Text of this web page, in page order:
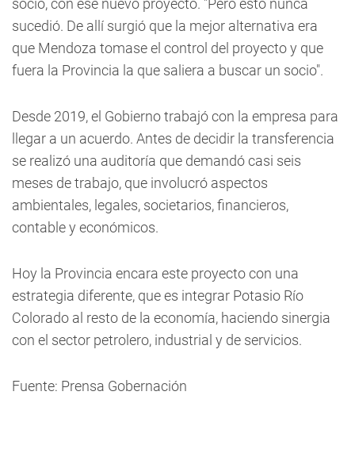
socio, con ese nuevo proyecto. "Pero esto nunca
sucedió. De allí surgió que la mejor alternativa era
que Mendoza tomase el control del proyecto y que
fuera la Provincia la que saliera a buscar un socio".
Desde 2019, el Gobierno trabajó con la empresa para
llegar a un acuerdo. Antes de decidir la transferencia
se realizó una auditoría que demandó casi seis
meses de trabajo, que involucró aspectos
ambientales, legales, societarios, financieros,
contable y económicos.
Hoy la Provincia encara este proyecto con una
estrategia diferente, que es integrar Potasio Río
Colorado al resto de la economía, haciendo sinergia
con el sector petrolero, industrial y de servicios.
Fuente: Prensa Gobernación